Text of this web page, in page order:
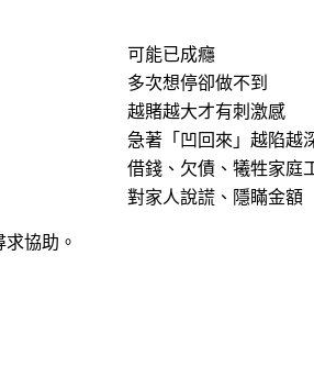
可能已成癮
多次想停卻做不到
越賭越大才有刺激感
急著「凹回來」越陷越
借錢、欠債、犧牲家庭
對家人說謊、隱瞞金額
協助。